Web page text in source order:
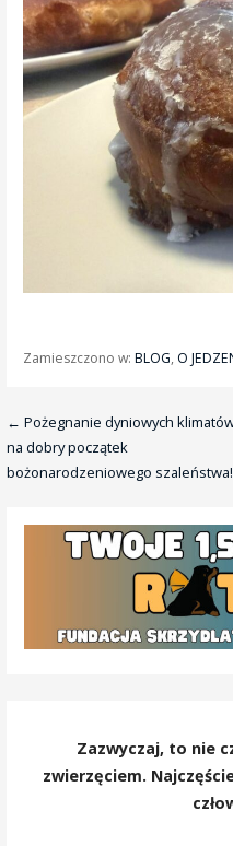
Zamieszczono w: BLOG, O
Nawigacja
wpisu
← Pożegnanie dyniowych
na dobry początek
bożonarodzeniowego szaleństwa!
Zazwyczaj, to nie
zwierzęciem.